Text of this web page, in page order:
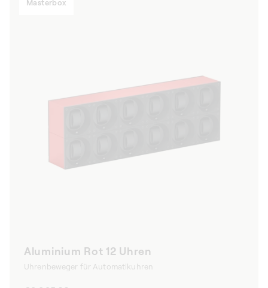
Masterbox
Aluminium Rot 12 Uhren
Uhrenbeweger für Automatikuhren